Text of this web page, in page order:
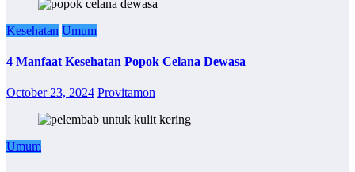
Kesehatan Umum
4 Manfaat Kesehatan Popok Celana Dewasa
October 23, 2024 Provitamon
Umum